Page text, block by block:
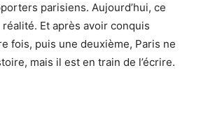
parisiens. Aujourd’hui, ce
Et après avoir conquis
fois, puis une deuxième, Paris ne
mais il est en train de l’écrire.